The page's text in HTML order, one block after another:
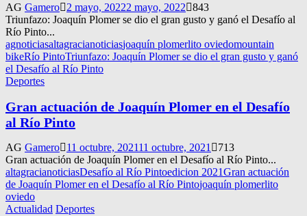
AG Gamero 2 mayo, 20222 mayo, 2022
843
Triunfazo: Joaquín Plomer se dio el gran gusto y ganó el Desafío al
Río Pinto...
agnoticiasaltagracianoticiasjoaquín plomerlito oviedomountain
bikeRío PintoTriunfazo: Joaquín Plomer se dio el gran gusto y ganó
el Desafío al Río Pinto
Deportes
Gran actuación de Joaquín Plomer en el Desafío
al Río Pinto
AG Gamero 11 octubre, 202111 octubre, 2021
713
Gran actuación de Joaquín Plomer en el Desafío al Río Pinto...
altagracianoticiasDesafío al Río Pintoedicion 2021Gran actuación
de Joaquín Plomer en el Desafío al Río Pintojoaquín plomerlito
oviedo
Actualidad Deportes